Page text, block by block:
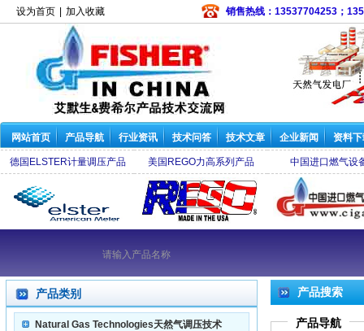
设为首页 加入收藏 销售热线：13537704253；
网站首页 产品导航 行业资讯 技术问答 技术文章 企业新闻 资料
德国ELSTER计量调压产品 美国REGO力高系列产品 中国进口燃气设
EZR减压阀 | S301SMC燃气调压器
产品类别
Natural Gas Technologies天然气调压技术
产品搜索
产品导航